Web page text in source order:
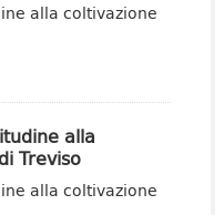
alla coltivazione
alla
Treviso
alla coltivazione